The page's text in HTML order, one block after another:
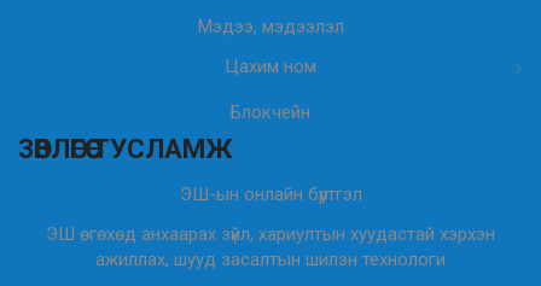
Мэдээ, мэдээлэл
Цахим ном
Блокчейн
ЗӨВЛӨГӨӨ ТУСЛАМЖ
ЭШ-ын онлайн бүртгэл
ЭШ өгөхөд анхаарах зүйл, хариултын хуудастай хэрхэн
ажиллах, шууд засалтын шилэн технологи